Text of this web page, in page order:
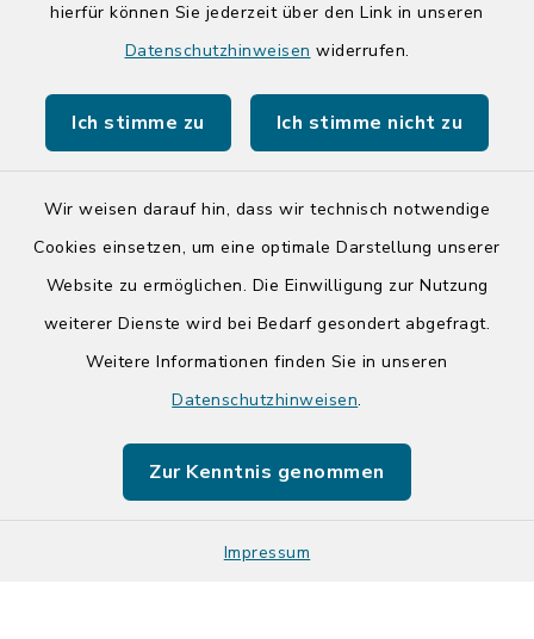
hierfür können Sie jederzeit über den Link in unseren
Datenschutzhinweisen widerrufen.
Ich stimme zu Ich stimme nicht zu
Wir weisen darauf hin, dass wir technisch notwendige
Cookies einsetzen, um eine optimale Darstellung unserer
Website zu ermöglichen. Die Einwilligung zur Nutzung
weiterer Dienste wird bei Bedarf gesondert abgefragt.
Weitere Informationen finden Sie in unseren
Datenschutzhinweisen.
Zur Kenntnis genommen
Impressum
Quicklinks
Tourist-Info der Stadt Bad Segeberg
Barrierefreiheit
Impressum
Sitemap